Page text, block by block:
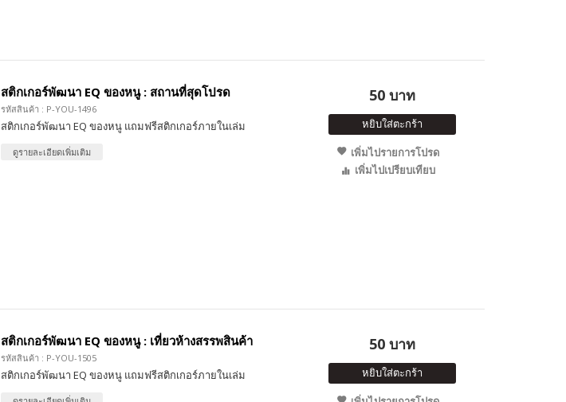
สติกเกอร์พัฒนา EQ ของหนู : สถานที่สุดโปรด
รหัสสินค้า : P-YOU-1496
สติกเกอร์พัฒนา EQ ของหนู แถมฟรีสติกเกอร์ภายในเล่ม
ดูรายละเอียดเพิ่มเติม
50 บาท
หยิบใส่ตะกร้า
เพิ่มไปรายการโปรด
เพิ่มไปเปรียบเทียบ
สติกเกอร์พัฒนา EQ ของหนู : เที่ยวห้างสรรพสินค้า
รหัสสินค้า : P-YOU-1505
สติกเกอร์พัฒนา EQ ของหนู แถมฟรีสติกเกอร์ภายในเล่ม
50 บาท
หยิบใส่ตะกร้า